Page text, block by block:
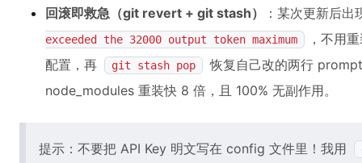
回滚即救急（git revert + git stash） ：某次更新后出
exceeded the 32000 output token maximum
，不用
配置，再
git stash pop
恢复自己改的两行
node_modules 重装快 8 倍，且 100% 无副作用。
提示：不要把 API Key 明文写在 config 文件里！我用